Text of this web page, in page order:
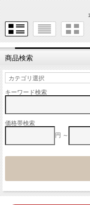
商品検索
キーワード検索
価格帯検索
円 ～